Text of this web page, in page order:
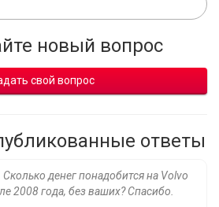
новый вопрос
свой вопрос
ответы
денег понадобится на Volvo
2008 года, без ваших? Спасибо.